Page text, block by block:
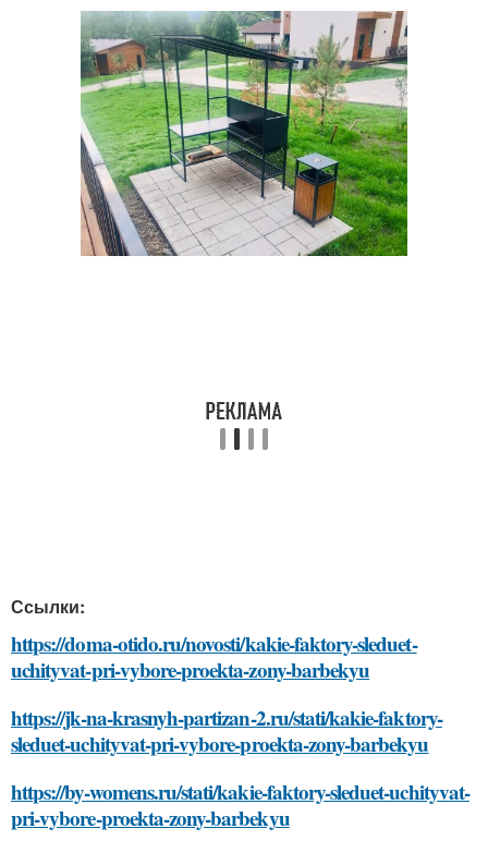
Ссылки:
https://doma-otido.ru/novosti/kakie-faktory-sleduet-
uchityvat-pri-vybore-proekta-zony-barbekyu
https://jk-na-krasnyh-partizan-2.ru/stati/kakie-faktory-
sleduet-uchityvat-pri-vybore-proekta-zony-barbekyu
https://by-womens.ru/stati/kakie-faktory-sleduet-uchityvat-
pri-vybore-proekta-zony-barbekyu